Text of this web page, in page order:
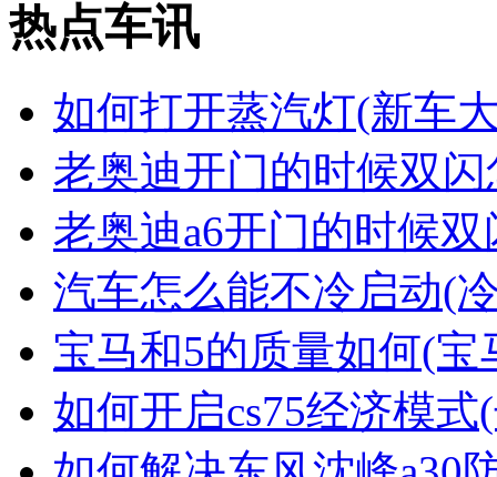
热点车讯
如何打开蒸汽灯(新车
老奥迪开门的时候双
老奥迪a6开门的时候
汽车怎么能不冷启动(
宝马和5的质量如何(宝
如何开启cs75经济模式